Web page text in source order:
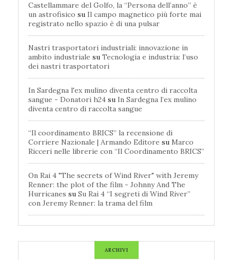
Castellammare del Golfo, la “Persona dell’anno” è
un astrofisico su Il campo magnetico più forte mai
registrato nello spazio è di una pulsar
Nastri trasportatori industriali: innovazione in
ambito industriale su Tecnologia e industria: l’uso
dei nastri trasportatori
In Sardegna l'ex mulino diventa centro di raccolta
sangue - Donatori h24 su In Sardegna l’ex mulino
diventa centro di raccolta sangue
“Il coordinamento BRICS” la recensione di
Corriere Nazionale | Armando Editore su Marco
Ricceri nelle librerie con “Il Coordinamento BRICS”
On Rai 4 "The secrets of Wind River" with Jeremy
Renner: the plot of the film - Johnny And The
Hurricanes su Su Rai 4 “I segreti di Wind River”
con Jeremy Renner: la trama del film
ARCHIVI